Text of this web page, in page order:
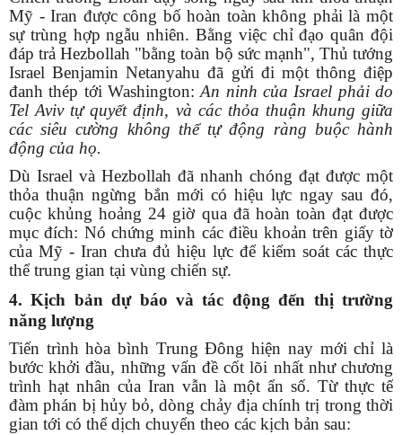
Mỹ - Iran được công bố hoàn toàn không phải là một
sự trùng hợp ngẫu nhiên. Bằng việc chỉ đạo quân đội
đáp trả Hezbollah "bằng toàn bộ sức mạnh", Thủ tướng
Israel Benjamin Netanyahu đã gửi đi một thông điệp
đanh thép tới Washington:An ninh của Israel phải do
Tel Aviv tự quyết định, và các thỏa thuận khung giữa
các siêu cường không thể tự động ràng buộc hành
động của họ.
Dù Israel và Hezbollah đã nhanh chóng đạt được một
thỏa thuận ngừng bắn mới có hiệu lực ngay sau đó,
cuộc khủng hoảng 24 giờ qua đã hoàn toàn đạt được
mục đích: Nó chứng minh các điều khoản trên giấy tờ
của Mỹ - Iran chưa đủ hiệu lực để kiểm soát các thực
thể trung gian tại vùng chiến sự.
4. Kịch bản dự báo và tác động đến thị trường
năng lượng
Tiến trình hòa bình Trung Đông hiện nay mới chỉ là
bước khởi đầu, những vấn đề cốt lõi nhất như chương
trình hạt nhân của Iran vẫn là một ẩn số. Từ thực tế
đàm phán bị hủy bỏ, dòng chảy địa chính trị trong thời
gian tới có thể dịch chuyển theo các kịch bản sau: